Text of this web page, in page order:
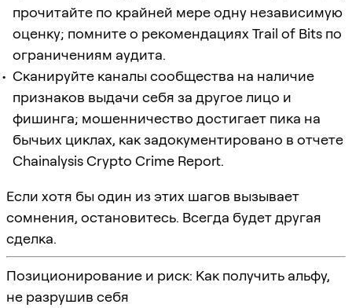
прочитайте по крайней мере одну независимую
оценку; помните о рекомендациях Trail of Bits по
ограничениям аудита.
Сканируйте каналы сообщества на наличие
признаков выдачи себя за другое лицо и
фишинга; мошенничество достигает пика на
бычьих циклах, как задокументировано в отчете
Chainalysis Crypto Crime Report.
Если хотя бы один из этих шагов вызывает
сомнения, остановитесь. Всегда будет другая
сделка.
Позиционирование и риск: Как получить альфу,
не разрушив себя